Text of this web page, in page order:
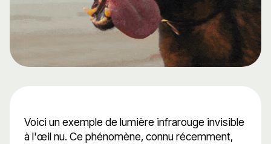
Voici un exemple de lumière infrarouge invisible
à l'œil nu. Ce phénomène, connu récemment,